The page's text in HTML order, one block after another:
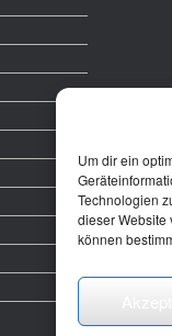
Um dir ein
Technologien
dieser Website
können